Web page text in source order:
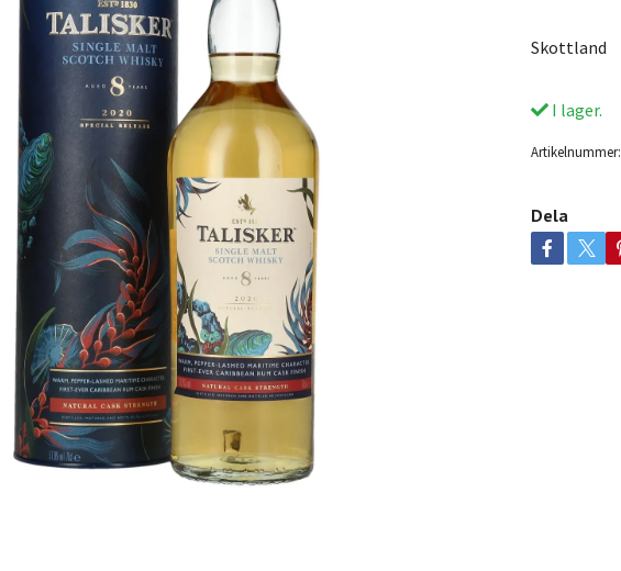
Skottland
I lager.
Artikelnummer:
Dela